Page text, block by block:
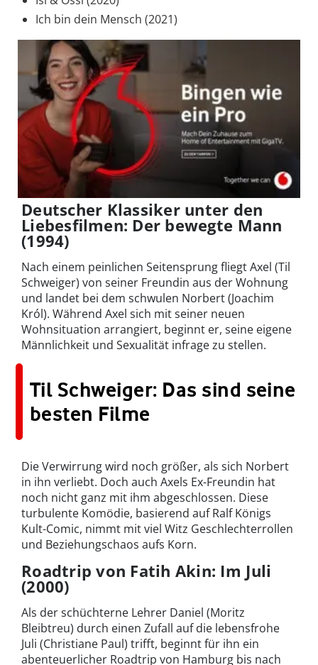
Ich bin dein Mensch (2021)
Deutscher Klassiker unter den
Liebesfilmen: Der bewegte Mann
(1994)
Nach einem peinlichen Seitensprung fliegt Axel (Til
Schweiger) von seiner Freundin aus der Wohnung
und landet bei dem schwulen Norbert (Joachim
Król). Während Axel sich mit seiner neuen
Wohnsituation arrangiert, beginnt er, seine eigene
Männlichkeit und Sexualität infrage zu stellen.
Til Schweiger: Das sind seine
besten Filme
Die Verwirrung wird noch größer, als sich Norbert
in ihn verliebt. Doch auch Axels Ex-Freundin hat
noch nicht ganz mit ihm abgeschlossen. Diese
turbulente Komödie, basierend auf Ralf Königs
Kult-Comic, nimmt mit viel Witz Geschlechterrollen
und Beziehungschaos aufs Korn.
Roadtrip von Fatih Akin: Im Juli
(2000)
Als der schüchterne Lehrer Daniel (Moritz
Bleibtreu) durch einen Zufall auf die lebensfrohe
Juli (Christiane Paul) trifft, beginnt für ihn ein
abenteuerlicher Roadtrip von Hamburg bis nach